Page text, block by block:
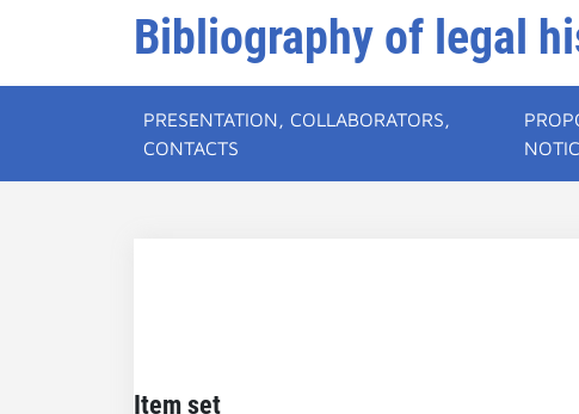
Bibliography of legal
PRESENTATION, COLLABORATORS,
CONTACTS
Item set